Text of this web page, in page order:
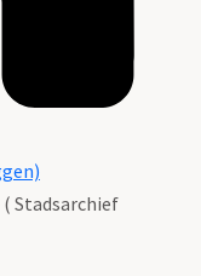
( Stadsarchief